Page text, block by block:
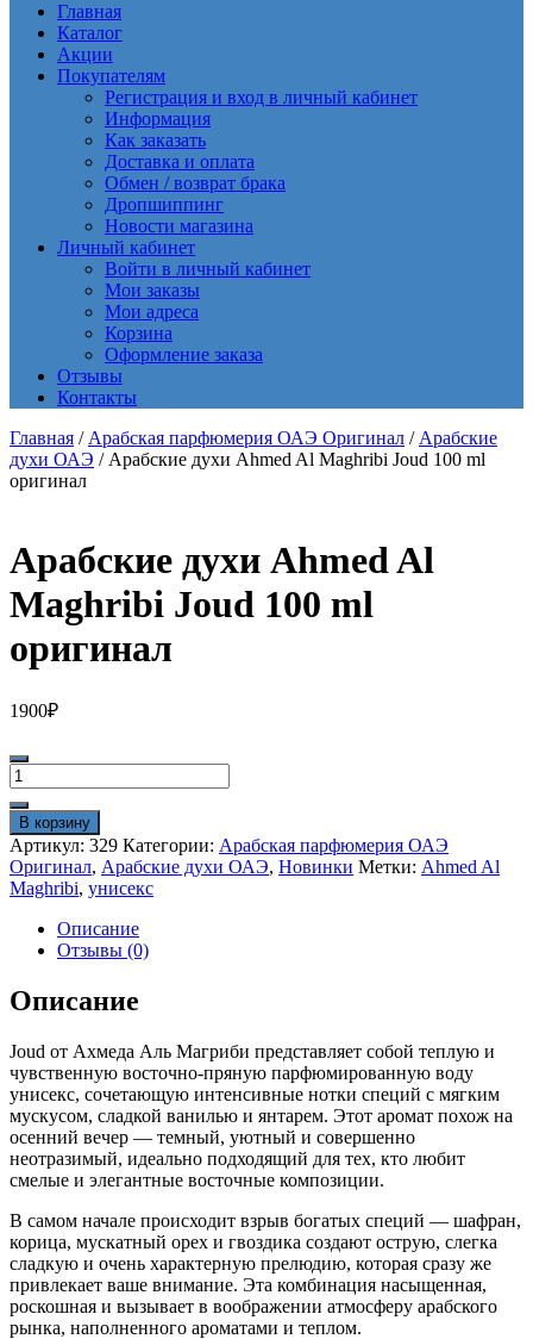
Главная
Каталог
Акции
Покупателям
Регистрация и вход в личный кабинет
Информация
Как заказать
Доставка и оплата
Обмен / возврат брака
Дропшиппинг
Новости магазина
Личный кабинет
Войти в личный кабинет
Мои заказы
Мои адреса
Корзина
Оформление заказа
Отзывы
Контакты
Главная / Арабская парфюмерия ОАЭ Оригинал / Арабские
духи ОАЭ / Арабские духи Ahmed Al Maghribi Joud 100 ml
оригинал
Арабские духи Ahmed Al
Maghribi Joud 100 ml
оригинал
1900₽
Количество
товара
Арабские
духи
Ahmed
Al
Maghribi
Joud
оригинал
В корзину
Артикул: 329 Категории: Арабская парфюмерия ОАЭ
Оригинал, Арабские духи ОАЭ, Новинки Метки: Ahmed Al
Maghribi, унисекс
Описание
Отзывы (0)
Описание
Joud от Ахмеда Аль Магриби представляет собой теплую и
чувственную восточно-пряную парфюмированную воду
унисекс, сочетающую интенсивные нотки специй с мягким
мускусом, сладкой ванилью и янтарем. Этот аромат похож на
осенний вечер — темный, уютный и совершенно
неотразимый, идеально подходящий для тех, кто любит
смелые и элегантные восточные композиции.
В самом начале происходит взрыв богатых специй — шафран,
корица, мускатный орех и гвоздика создают острую, слегка
сладкую и очень характерную прелюдию, которая сразу же
привлекает ваше внимание. Эта комбинация насыщенная,
роскошная и вызывает в воображении атмосферу арабского
рынка, наполненного ароматами и теплом.